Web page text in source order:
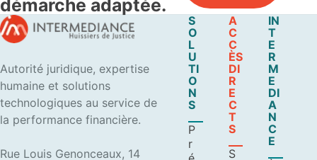
démarche adaptée.
Autorité juridique, expertise
humaine et solutions
technologiques au service de
la performance financière.
Rue Louis Genonceaux, 14
S
O
L
U
TI
O
N
S
P
r
A
C
C
ÈS
DI
R
E
C
T
S
S
IN
T
E
R
M
E
DI
A
N
C
E